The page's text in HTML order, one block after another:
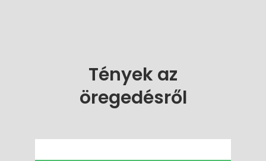
Tények az
öregedésről